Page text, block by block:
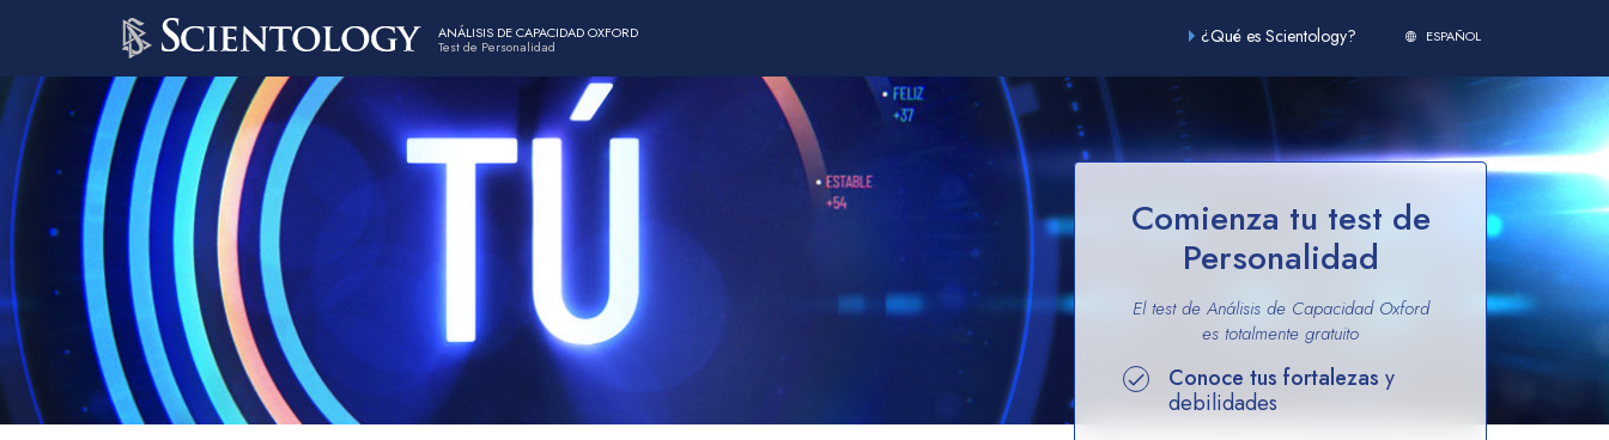
ANÁLISIS DE CAPACIDAD OXFORD
Test de Personalidad ¿Qué es Scientology? ESPAÑOL
Comienza tu test de
Personalidad
El test de Análisis de Capacidad Oxford
es totalmente gratuito
Conoce tus fortalezas y
debilidades